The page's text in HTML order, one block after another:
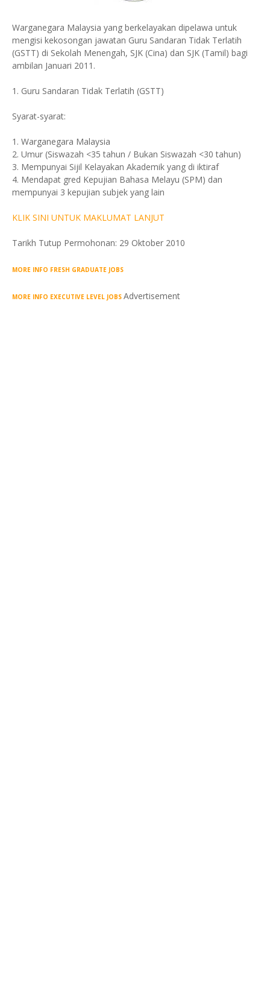
Warganegara Malaysia yang berkelayakan dipelawa untuk
mengisi kekosongan jawatan Guru Sandaran Tidak Terlatih
(GSTT) di Sekolah Menengah, SJK (Cina) dan SJK (Tamil) bagi
ambilan Januari 2011.
1. Guru Sandaran Tidak Terlatih (GSTT)
Syarat-syarat:
1. Warganegara Malaysia
2. Umur (Siswazah <35 tahun / Bukan Siswazah <30 tahun)
3. Mempunyai Sijil Kelayakan Akademik yang di iktiraf
4. Mendapat gred Kepujian Bahasa Melayu (SPM) dan
mempunyai 3 kepujian subjek yang lain
KLIK SINI UNTUK MAKLUMAT LANJUT
Tarikh Tutup Permohonan: 29 Oktober 2010
MORE INFO FRESH GRADUATE JOBS
MORE INFO EXECUTIVE LEVEL JOBS Advertisement